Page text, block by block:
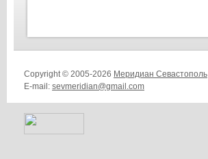
Copyright © 2005-2026 Меридиан Севастополь
E-mail: sevmeridian@gmail.com